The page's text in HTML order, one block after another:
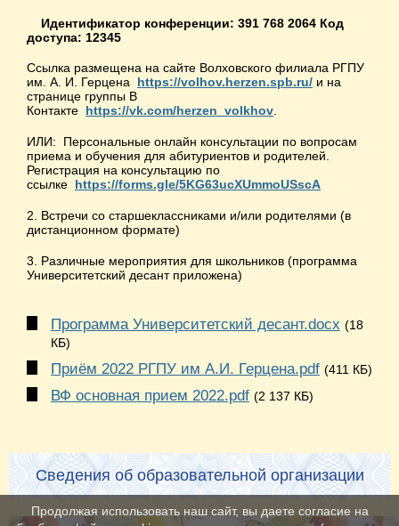
Идентификатор конференции: 391 768 2064 Код
доступа: 12345
Ссылка размещена на сайте Волховского филиала РГПУ
им. А. И. Герцена https://volhov.herzen.spb.ru/ и на
странице группы В
Контакте https://vk.com/herzen_volkhov.
ИЛИ: Персональные онлайн консультации по вопросам
приема и обучения для абитуриентов и родителей.
Регистрация на консультацию по
ссылке https://forms.gle/5KG63ucXUmmoUSscA
2. Встречи со старшеклассниками и/или родителями (в
дистанционном формате)
3. Различные мероприятия для школьников (программа
Университетский десант приложена)
Программа Университетский десант.docx (18
КБ)
Приём 2022 РГПУ им А.И. Герцена.pdf (411 КБ)
ВФ основная прием 2022.pdf (2 137 КБ)
Сведения об образовательной организации
Продолжая использовать наш сайт, вы даете согласие на